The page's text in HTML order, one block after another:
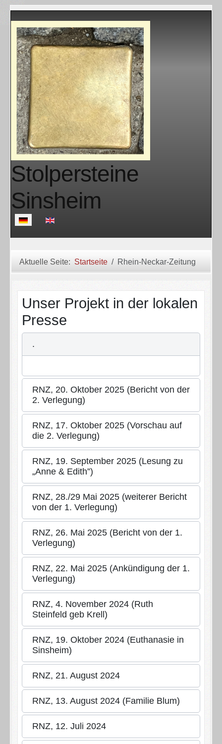
Stolpersteine
Sinsheim
Sprache auswählen
Aktuelle Seite: Startseite Rhein-Neckar-Zeitung
Unser Projekt in der lokalen
Presse
.
RNZ, 20. Oktober 2025 (Bericht von der
2. Verlegung)
RNZ, 17. Oktober 2025 (Vorschau auf
die 2. Verlegung)
RNZ, 19. September 2025 (Lesung zu
„Anne & Edith”)
RNZ, 28./29 Mai 2025 (weiterer Bericht
von der 1. Verlegung)
RNZ, 26. Mai 2025 (Bericht von der 1.
Verlegung)
RNZ, 22. Mai 2025 (Ankündigung der 1.
Verlegung)
RNZ, 4. November 2024 (Ruth
Steinfeld geb Krell)
RNZ, 19. Oktober 2024 (Euthanasie in
Sinsheim)
RNZ, 21. August 2024
RNZ, 13. August 2024 (Familie Blum)
RNZ, 12. Juli 2024